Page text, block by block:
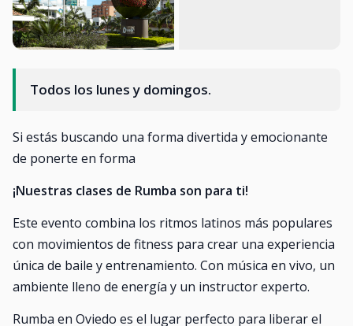
Todos los lunes y domingos.
Si estás buscando una forma divertida y emocionante
de ponerte en forma
¡Nuestras clases de Rumba son para ti!
Este evento combina los ritmos latinos más populares
con movimientos de fitness para crear una experiencia
única de baile y entrenamiento. Con música en vivo, un
ambiente lleno de energía y un instructor experto.
Rumba en Oviedo es el lugar perfecto para liberar el